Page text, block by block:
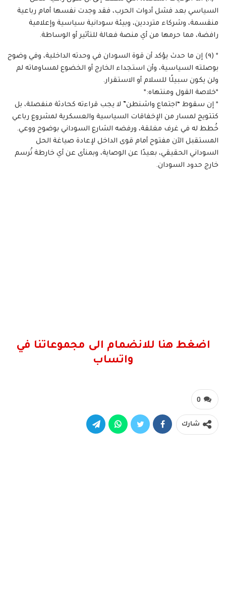
السياسي بعد فشل أدوات الحرب، فقد وجدت نفسها أمام رباعية
منقسمة، وشركاء مترددين، وبيئة سودانية سياسية وإعلامية
رافضة، مما حرمها من أي منصة فعالة للتأثير أو الوساطة.
* (٩) إن ما حدث يؤكد أن قوة السودان في وحدته الداخلية، وفي وضوح
بوصلته السياسية، وأن استجداء الخارج أو الخضوع لمساوماته لم
ولن يكون سبيلًا للسلام أو الاستقرار.
*خلاصة القول ومنتهاه:*
* إن سقوط “اجتماع واشنطن” لا يجب قراءته كحادثة منفصلة، بل
كتتويج لمسار من الإخفاقات السياسية والعسكرية لمشروع رباعي
خُطط له في غرف مغلقة، ورفضه الشارع السوداني بوضوح ووعي.
المستقبل الآن مفتوح أمام قوى الداخل لإعادة صياغة الحل
السوداني الحقيقي، بعيدًا عن الوصاية، وبمنأى عن أي خارطة تُرسم
خارج حدود السودان.
اضغط هنا للانضمام الى مجموعاتنا في
واتساب
0
شارك